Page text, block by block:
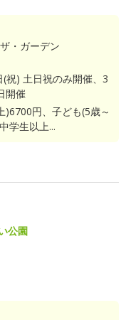
・ガーデン
祝) 土日祝のみ開催、3
開催
)6700円、子ども(5歳～
学生以上...
公園